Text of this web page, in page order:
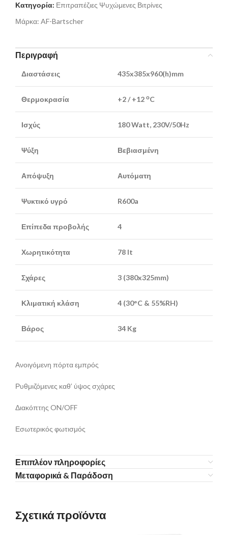
Κατηγορία: Επιτραπέζιες Ψυχώμενες Βιτρίνες
Μάρκα: AF-Bartscher
Περιγραφή
Διαστάσεις 435x385x960(h)mm
Θερμοκρασία +2 / +12 οC
Ισχύς 180 Watt, 230V/50Hz
Ψύξη Βεβιασμένη
Απόψυξη Αυτόματη
Ψυκτικό υγρό R600a
Επίπεδα προβολής 4
Χωρητικότητα 78 lt
Σχάρες 3 (380x325mm)
Κλιματική κλάση 4 (30°C & 55%RH)
Βάρος 34 Kg
Ανοιγόμενη πόρτα εμπρός
Ρυθμιζόμενες καθ’ ύψος σχάρες
Διακόπτης ON/OFF
Εσωτερικός φωτισμός
Επιπλέον πληροφορίες
Μεταφορικά & Παράδοση
Σχετικά προϊόντα